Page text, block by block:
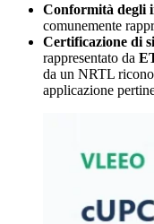
Conformità degli
comunemente
Certificazione di
rappresentato da
da un NRTL
applicazione